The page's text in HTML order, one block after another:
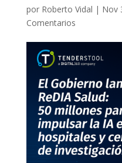
por Roberto Vidal | Nov
Comentarios